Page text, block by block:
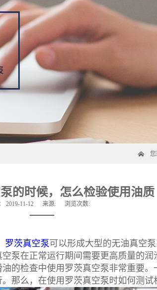
您
的时候，怎么检验使用油质
2019-11-12 来源: 浏览次数:
罗茨真空泵可以形成大型的无油真空
泵在正常运行期间需要更高质量的
的检查中使用罗茨真空泵非常重要
那么，在使用罗茨真空泵时如何测试